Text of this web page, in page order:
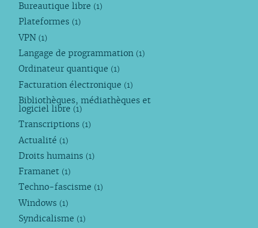
Bureautique libre (1)
Plateformes (1)
VPN (1)
Langage de programmation (1)
Ordinateur quantique (1)
Facturation électronique (1)
Bibliothèques, médiathèques et
logiciel libre (1)
Transcriptions (1)
Actualité (1)
Droits humains (1)
Framanet (1)
Techno-fascisme (1)
Windows (1)
Syndicalisme (1)